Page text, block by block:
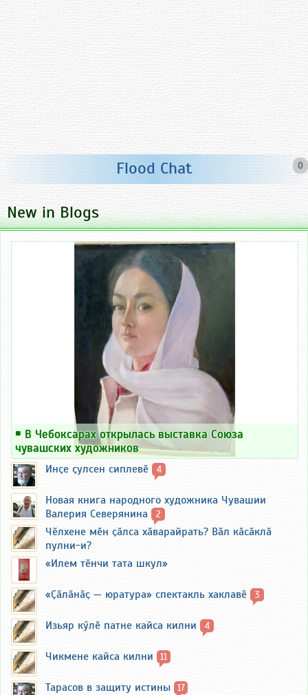
0
Flood Chat
New in Blogs
￭ В Чебоксарах открылась выставка Союза
чувашских художников
Инҫе ҫулсен сиплевӗ 4
Новая книга народного художника Чувашии
Валерия Северянина
2
Чӗлхене мӗн ҫӑлса хӑварайрать? Вӑл кӑсӑклӑ
пулни-и?
«Илем тӗнчи тата шкул»
«Ҫӑлӑнӑҫ — юратура» спектакль хаклавӗ 3
Изьяр кӳлӗ патне кайса килни 4
Чикмене кайса килни 11
Тарасов в защиту истины 17